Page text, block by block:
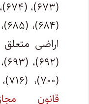
اراضی
(۷۰۰)، (۷۱۶)، (۷۱۷) و (۷۴۴)
قانون